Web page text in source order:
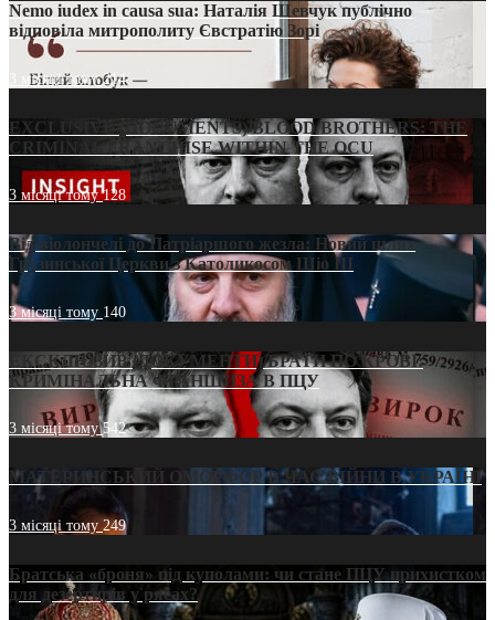
Nemo iudex in causa sua: Наталія Шевчук публічно
відповіла митрополиту Євстратію Зорі
3 місяці тому214
EXCLUSIVE (DOCUMENTS)/BLOOD BROTHERS: THE
CRIMINAL FRANCHISE WITHIN THE OCU
3 місяці тому128
Від віолончелі до Патріаршого жезла: Новий шлях
Грузинської Церкви з Католикосом Шіо III
3 місяці тому 140
ЕКСКЛЮЗИВ (ДОКУМЕНТИ)/БРАТИ ПО КРОВІ:
КРИМІНАЛЬНА ФРАНШИЗА В ПЦУ
3 місяці тому542
МАТЕРИНСЬКИЙ ОМОРФОР В ЧАС ВІЙНИ В УКРАЇНІ
3 місяці тому249
Братська «броня» під куполами: чи стане ПЦУ прихистком
для дезертирів у рясах?